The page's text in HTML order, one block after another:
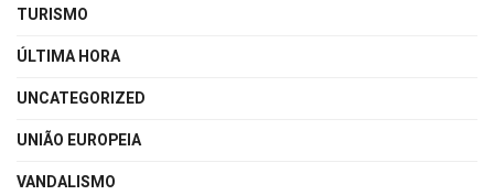
TURISMO
ÚLTIMA HORA
UNCATEGORIZED
UNIÃO EUROPEIA
VANDALISMO